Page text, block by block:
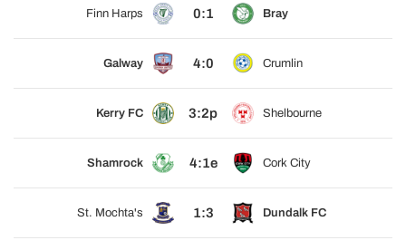
Finn Harps 0:1 Bray
Galway 4:0 Crumlin
Kerry FC 3:2p Shelbourne
Shamrock 4:1e Cork City
St. Mochta's 1:3 Dundalk FC